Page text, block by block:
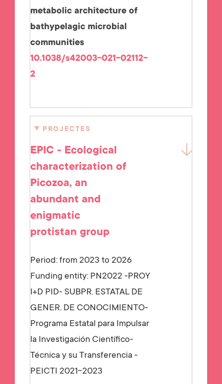
metabolic architecture of
bathypelagic microbial
communities
10.1038/s42003-021-02112-
2
PROJECTES
EPIC - Ecological
characterization of
Picozoa, an
abundant and
enigmatic
protistan group
Period: from 2023 to 2026
Funding entity: PN2022 -PROY
I+D PID- SUBPR. ESTATAL DE
GENER. DE CONOCIMIENTO-
Programa Estatal para Impulsar
la Investigación Científico-
Técnica y su Transferencia -
PEICTI 2021-2023